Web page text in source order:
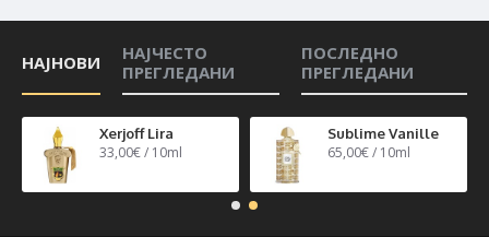
НАЈНОВИ
НАЈЧЕСТО
ПРЕГЛЕДАНИ
ПОСЛЕДНО
ПРЕГЛЕДАНИ
Xerjoff Lira
33,00€ / 10ml
Sublime Vanille
65,00€ / 10ml